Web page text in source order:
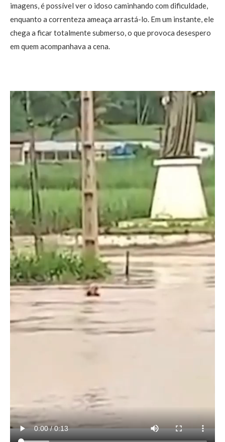
imagens, é possível ver o idoso caminhando com dificuldade,
enquanto a correnteza ameaça arrastá-lo. Em um instante, ele
chega a ficar totalmente submerso, o que provoca desespero
em quem acompanhava a cena.